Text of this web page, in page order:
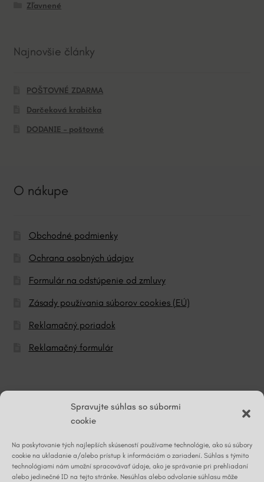
Spravujte súhlas so súbormi
cookie
Na poskytovanie tých najlepších skúseností používame technológie, ako sú súbory
cookie na ukladanie a/alebo prístup k informáciám o zariadení. Súhlas s týmito
technológiami nám umožní spracovávať údaje, ako je správanie pri prehliadaní
alebo jedinečné ID na tejto stránke. Nesúhlas alebo odvolanie súhlasu môže
Zľavnené
Najnovšie články
POŠTOVNÉ ZDARMA
Darčeková krabička
DODANIE – poštovné
O nákupe
Obchodné podmienky
Ochrana osobných údajov
Formulár na odstúpenie od zmluvy
Zásady používania súborov cookies (EÚ)
Reklamačný poriadok
Reklamačný formulár
Napíšte nám